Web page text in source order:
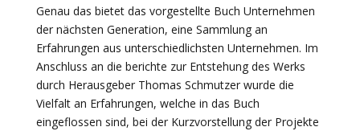
Genau das bietet das vorgestellte Buch Unternehmen
der nächsten Generation, eine Sammlung an
Erfahrungen aus unterschiedlichsten Unternehmen. Im
Anschluss an die berichte zur Entstehung des Werks
durch Herausgeber Thomas Schmutzer wurde die
Vielfalt an Erfahrungen, welche in das Buch
eingeflossen sind, bei der Kurzvorstellung der Projekte